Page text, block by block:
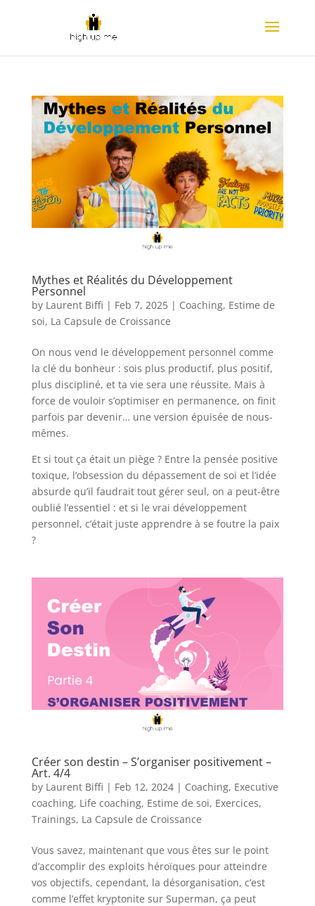
Mythes et Réalités du Développement
Personnel
by Laurent Biffi | Feb 7, 2025| Coaching, Estime de
soi, La Capsule de Croissance
On nous vend le développement personnel comme
la clé du bonheur : sois plus productif, plus positif,
plus discipliné, et ta vie sera une réussite. Mais à
force de vouloir s’optimiser en permanence, on finit
parfois par devenir… une version épuisée de nous-
mêmes.
Et si tout ça était un piège ? Entre la pensée positive
toxique, l’obsession du dépassement de soi et l’idée
absurde qu’il faudrait tout gérer seul, on a peut-être
oublié l’essentiel : et si le vrai développement
personnel, c’était juste apprendre à se foutre la paix
?
Créer son destin – S’organiser positivement –
Art. 4/4
by Laurent Biffi | Feb 12, 2024| Coaching, Executive
coaching, Life coaching, Estime de soi, Exercices,
Trainings, La Capsule de Croissance
Vous savez, maintenant que vous êtes sur le point
d’accomplir des exploits héroïques pour atteindre
vos objectifs, cependant, la désorganisation, c’est
comme l’effet kryptonite sur Superman, ça peut